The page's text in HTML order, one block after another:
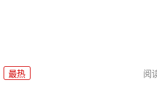
最热 阅